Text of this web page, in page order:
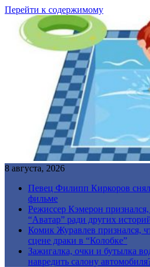
Перейти к содержимому
8 августа, 2026
Певец Филипп Киркоров
фильме
Режиссер Кэмерон
“Аватар” ради других
Комик Журавлев признался,
сцене драки в “Колобке”
Зажигалка, очки и бутылка
навредить салону